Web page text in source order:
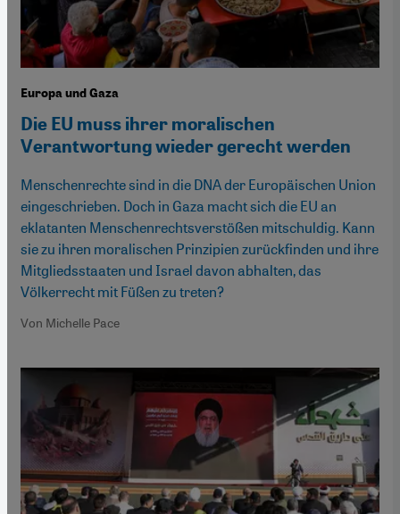
Europa und Gaza
Die EU muss ihrer moralischen
Verantwortung wieder gerecht werden
Menschenrechte sind in die DNA der Europäischen Union
eingeschrieben. Doch in Gaza macht sich die EU an
eklatanten Menschenrechtsverstößen mitschuldig. Kann
sie zu ihren moralischen Prinzipien zurückfinden und ihre
Mitgliedsstaaten und Israel davon abhalten, das
Völkerrecht mit Füßen zu treten?
Von Michelle Pace